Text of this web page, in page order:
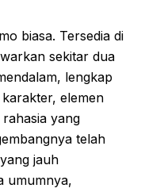
biasa. Tersedia di
sekitar dua
lengkap
elemen
yang
telah
jauh
umumnya,